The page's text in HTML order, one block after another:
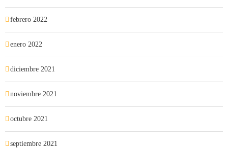
febrero 2022
enero 2022
diciembre 2021
noviembre 2021
octubre 2021
septiembre 2021